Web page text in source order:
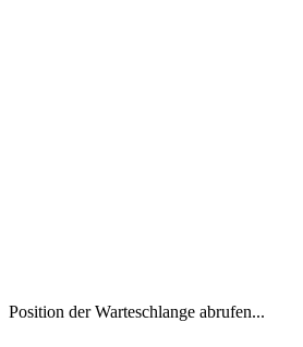
Position der Warteschlange abrufen...